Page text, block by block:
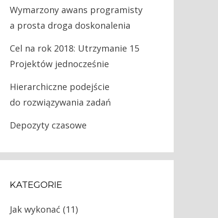
Wymarzony awans programisty
a prosta droga doskonalenia
Cel na rok 2018: Utrzymanie 15
Projektów jednocześnie
Hierarchiczne podejście
do rozwiązywania zadań
Depozyty czasowe
KATEGORIE
Jak wykonać (11)